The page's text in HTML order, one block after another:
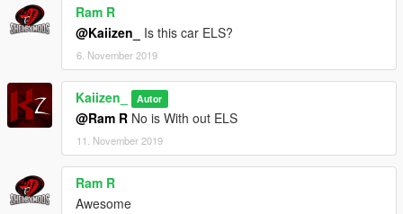
Ram R
@Kaiizen_
Is this car ELS?
6. November 2019
Kaiizen_ Autor
@Ram R No is With out ELS
11. November 2019
Ram R
Awesome